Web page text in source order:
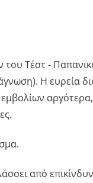
Τέστ -
H ευρεία
από